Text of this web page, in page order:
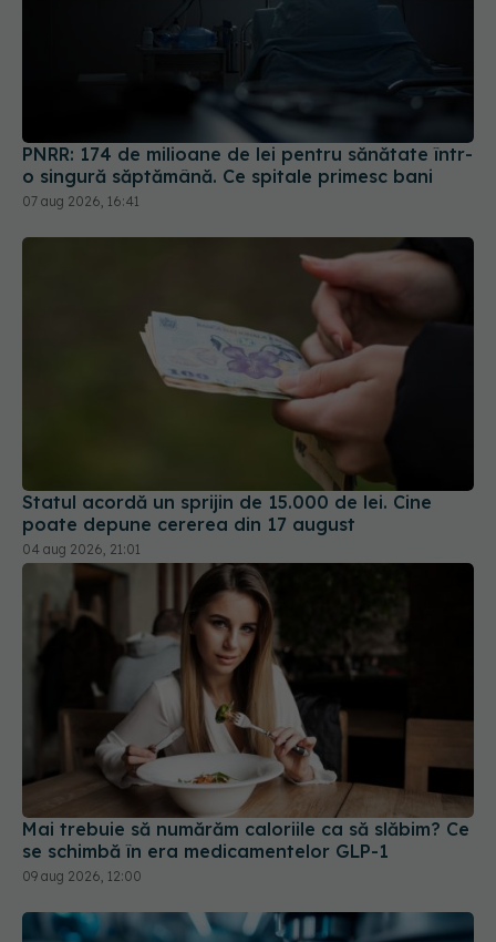
PNRR: 174 de milioane de lei pentru sănătate într-
o singură săptămână. Ce spitale primesc bani
Statul acordă un sprijin de 15.000 de lei. Cine
poate depune cererea din 17 august
Mai trebuie să numărăm caloriile ca să slăbim? Ce
se schimbă în era medicamentelor GLP-1